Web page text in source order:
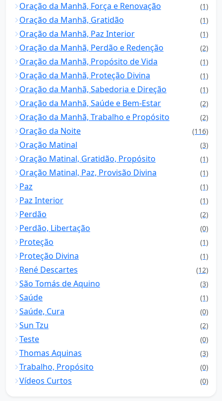
Oração da Manhã, Força e Renovação (1)
Oração da Manhã, Gratidão (1)
Oração da Manhã, Paz Interior (1)
Oração da Manhã, Perdão e Redenção (2)
Oração da Manhã, Propósito de Vida (1)
Oração da Manhã, Proteção Divina (1)
Oração da Manhã, Sabedoria e Direção (1)
Oração da Manhã, Saúde e Bem-Estar (2)
Oração da Manhã, Trabalho e Propósito (2)
Oração da Noite (116)
Oração Matinal (3)
Oração Matinal, Gratidão, Propósito (1)
Oração Matinal, Paz, Provisão Divina (1)
Paz (1)
Paz Interior (1)
Perdão (2)
Perdão, Libertação (0)
Proteção (1)
Proteção Divina (1)
René Descartes (12)
São Tomás de Aquino (3)
Saúde (1)
Saúde, Cura (0)
Sun Tzu (2)
Teste (0)
Thomas Aquinas (3)
Trabalho, Propósito (0)
Vídeos Curtos (0)